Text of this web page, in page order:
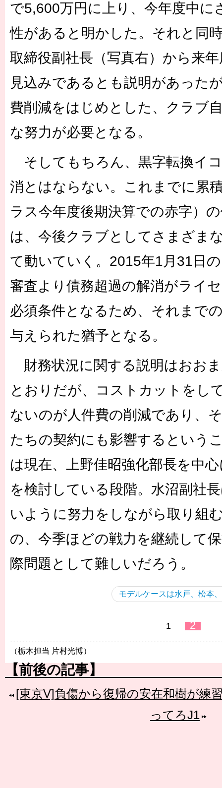
で5,600万円に上り、今年度中に
性があると明かした。それと同
取締役副社長（写真右）から来
見込みであるとも説明があった
費削減をはじめとした、クラブ
な努力が必要となる。
そしてもちろん、黒字転換イ
消とはならない。これまでに累
ラス今年度後期決算での赤字）
は、今後クラブとしてさまざま
て動いていく。2015年1月31日
審査より債務超過の解消がライ
必須条件となるため、それまで
与えられた猶予となる。
財務状況に関する説明はおお
とおりだが、コストカットをし
ないのが人件費の削減であり、
たちの契約にも影響するという
は現在、上野佳昭強化部長を中
を検討している段階。水沼副社
いように努力をしながら取り組
の、今季ほどの戦力を継続して
際問題として難しいだろう。
モデルケースは水戸、松本
1 2
（栃木担当 片村光博）
【前後の記事】
[東京V]負傷から復帰の安在和樹が練
ってろJ1